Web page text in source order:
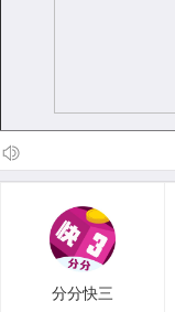
分分快三